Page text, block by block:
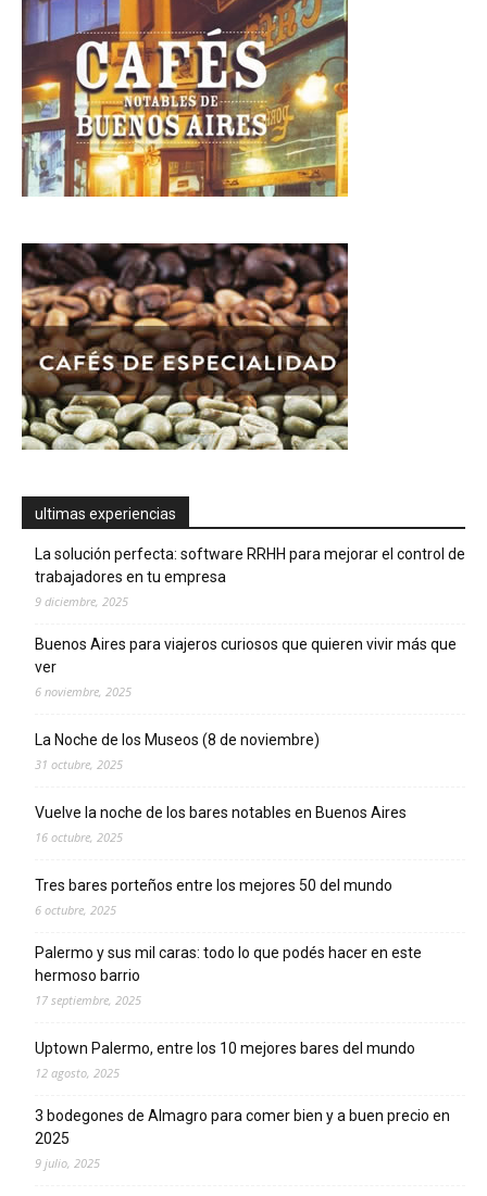
ultimas experiencias
La solución perfecta: software RRHH para mejorar el control de
trabajadores en tu empresa
9 diciembre, 2025
Buenos Aires para viajeros curiosos que quieren vivir más que
ver
6 noviembre, 2025
La Noche de los Museos (8 de noviembre)
31 octubre, 2025
Vuelve la noche de los bares notables en Buenos Aires
16 octubre, 2025
Tres bares porteños entre los mejores 50 del mundo
6 octubre, 2025
Palermo y sus mil caras: todo lo que podés hacer en este
hermoso barrio
17 septiembre, 2025
Uptown Palermo, entre los 10 mejores bares del mundo
12 agosto, 2025
3 bodegones de Almagro para comer bien y a buen precio en
2025
9 julio, 2025